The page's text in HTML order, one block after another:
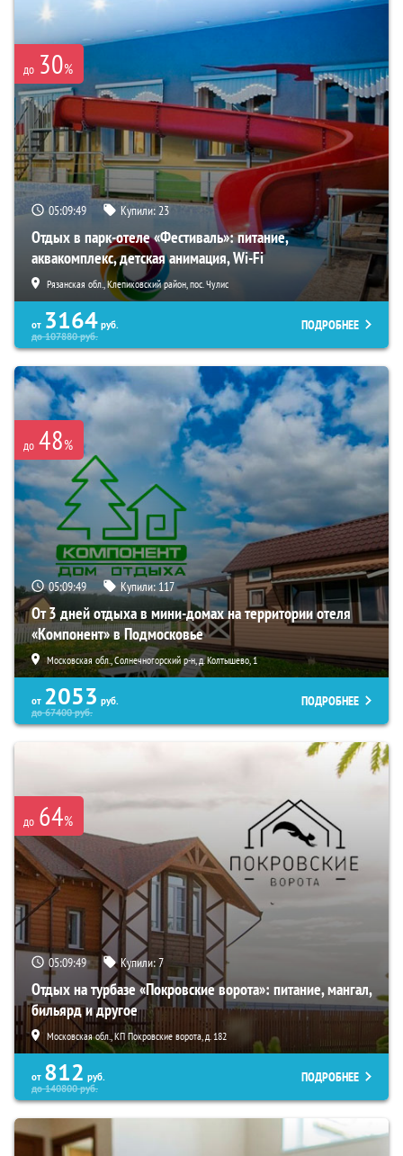
до 30%
05:09:47 Купили:23
Отдых в парк-отеле «Фестиваль»: питание,
аквакомплекс, детская анимация, Wi-Fi
Рязанская обл., Клепиковский район, пос. Чулис
от 3164 руб.
до107880руб.
ПОДРОБНЕЕ
до 48%
05:09:47 Купили: 117
От 3 дней отдыха в мини-домах на территории отеля
«Компонент» в Подмосковье
Московская обл., Солнечногорский р-н, д. Колтышево, 1
от 2053 руб.
до67400руб.
ПОДРОБНЕЕ
до 64%
05:09:47 Купили:7
Отдых на турбазе «Покровские ворота»: питание, мангал,
бильярд и другое
Московская обл., КП Покровские ворота, д. 182
от 812 руб.
до140800руб.
ПОДРОБНЕЕ